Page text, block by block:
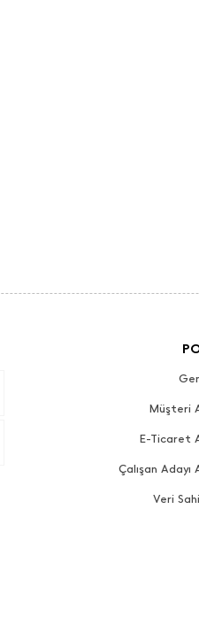
Müşteri
E-Ticaret
Çalışan
Veri